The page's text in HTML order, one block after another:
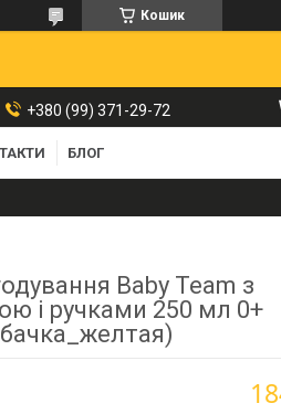
Кошик
+380 (99) 371-29-72
БЛОГ
Baby Team з
і ручками 250 мл 0+